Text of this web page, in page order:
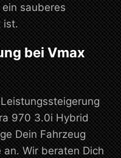
sauberes
ist.
bei Vmax
970 3.0i Hybrid
Dein Fahrzeug
Wir beraten Dich